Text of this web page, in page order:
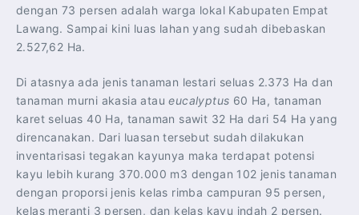
dengan 73 persen adalah warga lokal Kabupaten Empat
Lawang. Sampai kini luas lahan yang sudah dibebaskan
2.527,62 Ha.
Di atasnya ada jenis tanaman lestari seluas 2.373 Ha dan
tanaman murni akasia ataueucalyptus 60 Ha, tanaman
karet seluas 40 Ha, tanaman sawit 32 Ha dari 54 Ha yang
direncanakan. Dari luasan tersebut sudah dilakukan
inventarisasi tegakan kayunya maka terdapat potensi
kayu lebih kurang 370.000 m3 dengan 102 jenis tanaman
dengan proporsi jenis kelas rimba campuran 95 persen,
kelas meranti 3 persen, dan kelas kayu indah 2 persen.